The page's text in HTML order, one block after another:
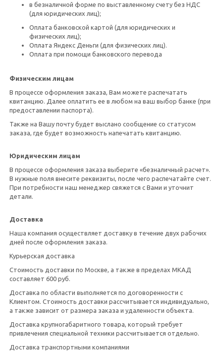
в безналичной форме по выставленному счету без НДС
(для юридических лиц);
Оплата банковской картой (для юридических и
физических лиц);
Оплата Яндекс Деньги (для физических лиц).
Оплата при помощи банковского перевода
Физическим лицам
В процессе оформления заказа, Вам можете распечатать
квитанцию. Далее оплатить ее в любом на ваш выбор банке (при
предоставлении паспорта).
Также на Вашу почту будет выслано сообщение со статусом
заказа, где будет возможность напечатать квитанцию.
Юридическим лицам
В процессе оформления заказа выберите «безналичный расчет».
В нужные поля внесите реквизиты, после чего распечатайте счет.
При потребности наш менеджер свяжется с Вами и уточнит
детали.
Доставка
Наша компания осуществляет доставку в течение двух рабочих
дней после оформления заказа.
Курьерская доставка
Стоимость доставки по Москве, а также в пределах МКАД
составляет 600 руб.
Доставка по области выполняется по договоренности с
Клиентом. Стоимость доставки рассчитывается индивидуально,
а также зависит от размера заказа и удаленности объекта.
Доставка крупногабаритного товара, который требует
привлечения специальной техники рассчитывается отдельно.
Доставка транспортными компаниями